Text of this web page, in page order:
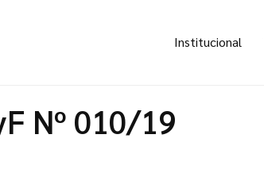
Institucional
Nº 010/19